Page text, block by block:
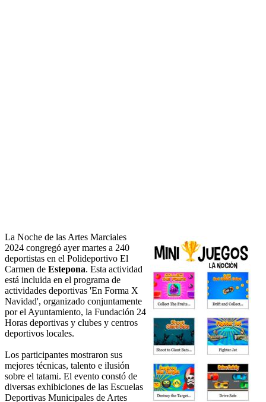
La Noche de las Artes Marciales
2024 congregó ayer martes a 240
deportistas en el Polideportivo El
Carmen de Estepona. Esta actividad
está incluida en el programa de
actividades deportivas 'En Forma X
Navidad', organizado conjuntamente
por el Ayuntamiento, la Fundación 24
Horas deportivas y clubes y centros
deportivos locales.
Los participantes mostraron sus
mejores técnicas, talento e ilusión
sobre el tatami. El evento constó de
diversas exhibiciones de las Escuelas
Deportivas Municipales de Artes